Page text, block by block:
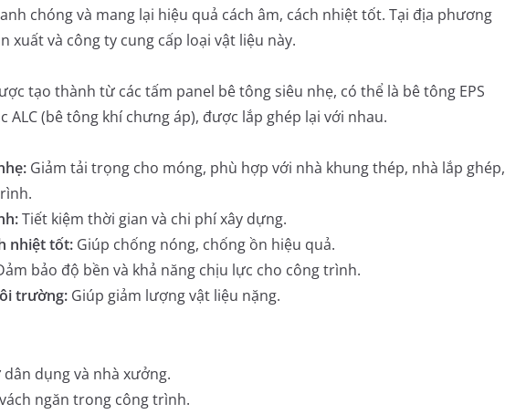
chóng và mang lại hiệu quả cách âm, cách nhiệt tốt. Tại địa phương
xuất và công ty cung cấp loại vật liệu này.
tạo thành từ các tấm panel bê tông siêu nhẹ, có thể là bê tông EPS
ALC (bê tông khí chưng áp), được lắp ghép lại với nhau.
Giảm tải trọng cho móng, phù hợp với nhà khung thép, nhà lắp ghép,
Tiết kiệm thời gian và chi phí xây dựng.
nhiệt tốt: Giúp chống nóng, chống ồn hiệu quả.
bảo độ bền và khả năng chịu lực cho công trình.
trường: Giúp giảm lượng vật liệu nặng.
dụng và nhà xưởng.
ngăn trong công trình.